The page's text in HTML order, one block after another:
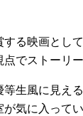
る映画とし
でストーリー
生風に見え
気に入って